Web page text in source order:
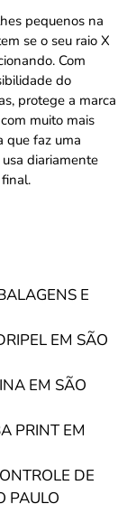
pequenos na
se o seu raio X
Com
do
protege a marca
muito mais
que faz uma
diariamente
E
EM SÃO
EM SÃO
PRINT EM
DE
PAULO